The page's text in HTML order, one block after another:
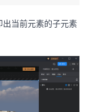
当前元素的子元素